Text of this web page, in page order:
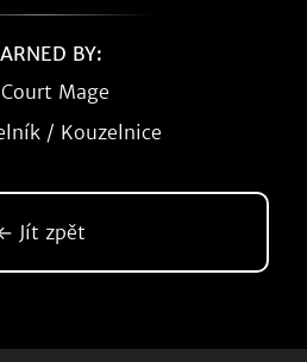
BY:
Court Mage
/ Kouzelnice
Jít zpět